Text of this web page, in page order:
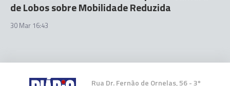
de Lobos sobre Mobilidade Reduzida
30 Mar 16:43
Rua Dr. Fernão de Ornelas, 56 - 3º